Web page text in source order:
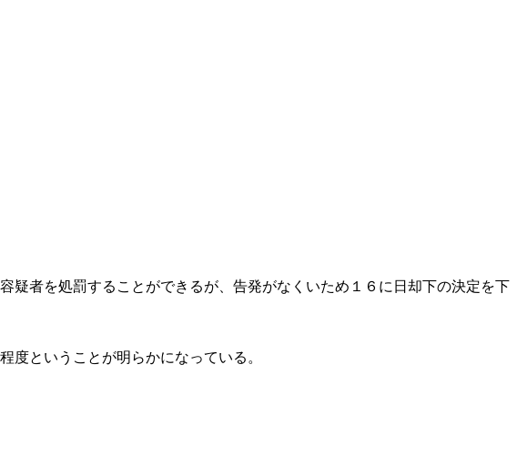
疑者を処罰することができるが、告発がなくいため１６に日却下の決定を下
度ということが明らかになっている。